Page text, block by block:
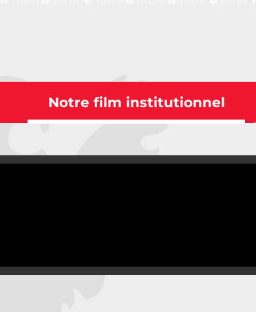
Notre film institutionnel